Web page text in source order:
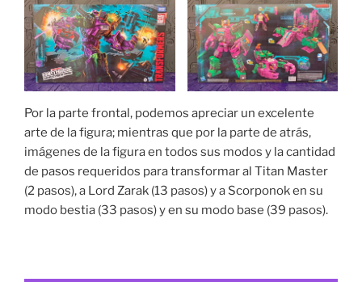
Por la parte frontal, podemos apreciar un excelente
arte de la figura; mientras que por la parte de atrás,
imágenes de la figura en todos sus modos y la cantidad
de pasos requeridos para transformar al Titan Master
(2 pasos), a Lord Zarak (13 pasos) y a Scorponok en su
modo bestia (33 pasos) y en su modo base (39 pasos).